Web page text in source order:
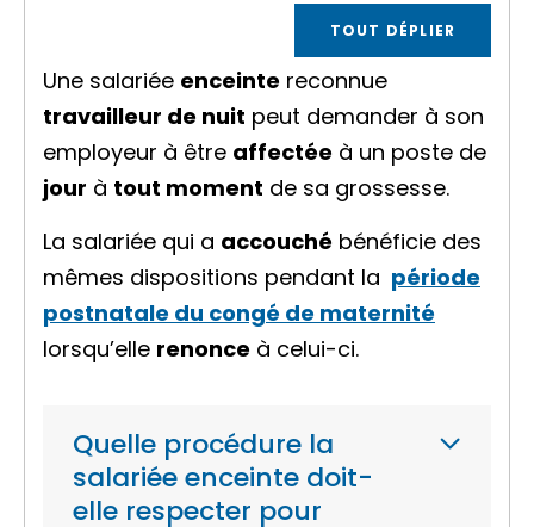
TOUT DÉPLIER
Une salariée enceinte reconnue
travailleur de nuit peut demander à son
employeur à être affectée à un poste de
jour à tout moment de sa grossesse.
La salariée qui a accouché bénéficie des
mêmes dispositions pendant la période
postnatale du congé de maternité
lorsqu’elle renonce à celui-ci.
Quelle procédure la
salariée enceinte doit-
elle respecter pour